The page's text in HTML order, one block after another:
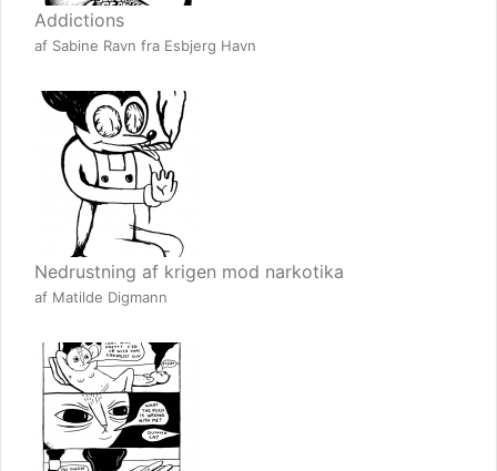
Addictions
af Sabine Ravn fra Esbjerg Havn
Nedrustning af krigen mod narkotika
af Matilde Digmann